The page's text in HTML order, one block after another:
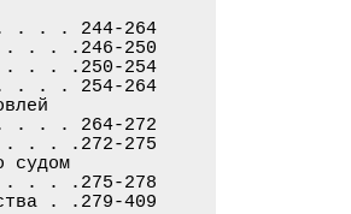
. . . 244-264
. . .246-250
. . .250-254
. . . 254-264
. . . 264-272
. . . .272-275
судом
. . . . .275-278
. .279-409